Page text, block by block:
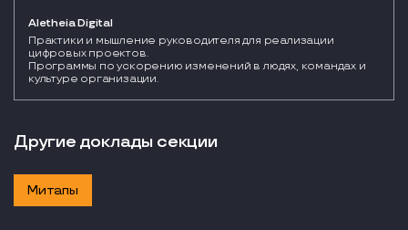
Aletheia Digital
Практики и мышление руководителя для реализации
цифровых проектов.
Программы по ускорению изменений в людях, командах и
культуре организации.
Другие доклады секции
Митапы